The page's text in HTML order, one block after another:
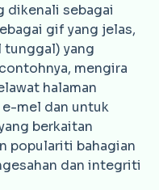
dikenali sebagai
gif yang jelas,
yang
mengira
halaman
mel dan untuk
berkaitan
populariti bahagian
dan integriti